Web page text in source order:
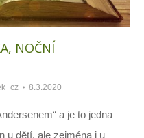
NOČNÍ
8.3.2020
a je to jedna
u dětí, ale zejména i u